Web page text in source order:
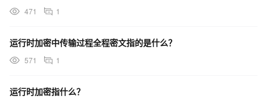
471 1
运行时加密中传输过程全程密文指的是什么？
571 1
运行时加密指什么？